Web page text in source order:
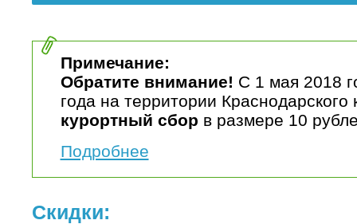
Примечание:
Обратите внимание! С 1 мая 2018
года на территории Краснодарского
курортный сбор в размере 10
Подробнее
Скидки: